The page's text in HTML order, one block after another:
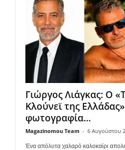
Γιώργος Λιάγκας: Ο
Κλούνεϊ της
φωτογραφία...
Magazinomou Team - 6 Αυγούστου
Ένα απόλυτα χαλαρό καλοκαίρι